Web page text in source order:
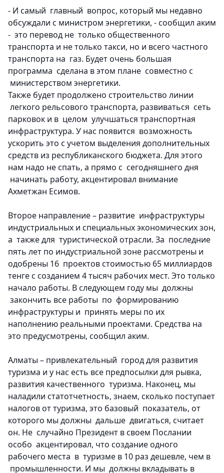
- И самый главный вопрос, который мы недавно
обсуждали с министром энергетики, - сообщил аким
- это перевод не только общественного
транспорта и не только такси, но и всего частного
транспорта на газ. Будет очень большая
программа сделана в этом плане совместно с
министерством энергетики.
Также будет продолжено строительство линии
легкого рельсового транспорта, развиваться сеть
парковок и в целом улучшаться транспортная
инфраструктура. У нас появится возможность
ускорить это с учетом выделения дополнительных
средств из республиканского бюджета. Для этого
нам надо не спать, а прямо с сегодняшнего дня
начинать работу, акцентировал внимание
Ахметжан Есимов.
Второе направление – развитие инфраструктуры
индустриальных и специальных экономических зон,
а также для туристической отрасли. За последние
пять лет по индустриальной зоне рассмотрены и
одобрены 16 проектов стоимостью 65 миллиардов
тенге с созданием 4 тысяч рабочих мест. Это только
начало работы. В следующем году мы должны
закончить все работы по формированию
инфраструктуры и принять меры по их
наполнению реальными проектами. Средства на
это предусмотрены, сообщил аким.
Алматы – привлекательный город для развития
туризма и у нас есть все предпосылки для рывка,
развития качественного туризма. Наконец, мы
наладили статотчетность, знаем, сколько поступает
налогов от туризма, это базовый показатель, от
которого мы должны дальше двигаться, считает
он. Не случайно Президент в своем Послании
особо акцентировал, что создание одного
рабочего места в туризме в 10 раз дешевле, чем в
промышленности. И мы должны вкладывать в